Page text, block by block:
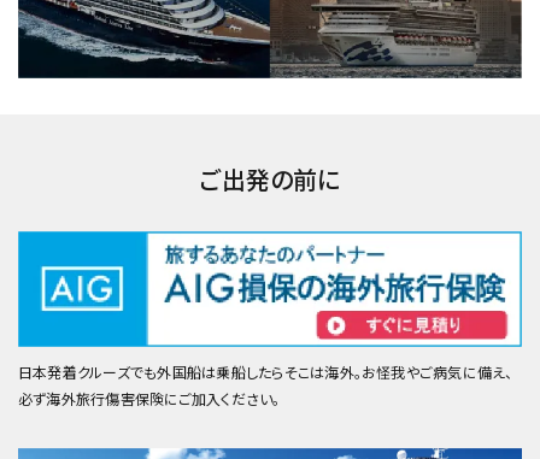
ご出発の前に
日本発着クルーズでも外国船は乗船したらそこは海外。お怪我やご病気に備え、
必ず海外旅行傷害保険にご加入ください。